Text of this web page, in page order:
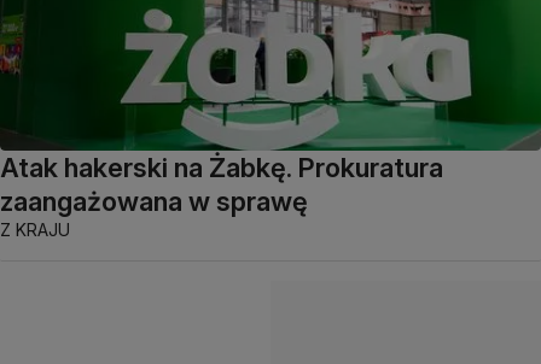
Atak hakerski na Żabkę. Prokuratura
zaangażowana w sprawę
Z KRAJU